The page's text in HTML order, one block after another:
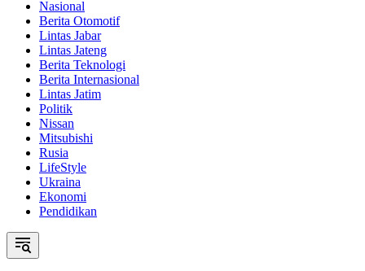
Nasional
Berita Otomotif
Lintas Jabar
Lintas Jateng
Berita Teknologi
Berita Internasional
Lintas Jatim
Politik
Nissan
Mitsubishi
Rusia
LifeStyle
Ukraina
Ekonomi
Pendidikan